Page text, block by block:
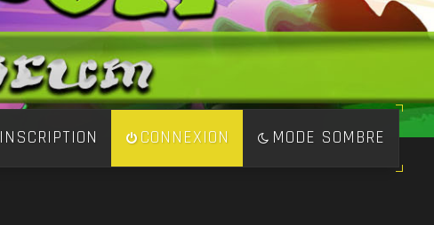
MODE SOMBRE
CONNEXION
INSCRIPTION